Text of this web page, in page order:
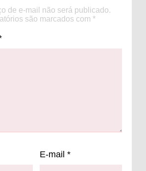
de e-mail não será publicado.
são marcados com *
E-mail *